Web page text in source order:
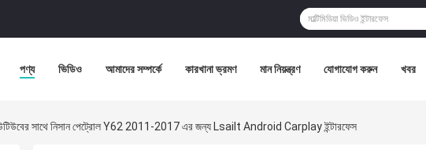
পণ্য ভিডিও আমাদের সম্পর্কে কারখানা ভ্রমণ মান নিয়ন্ত্রণ যোগাযোগ করুন খবর
সাথে নিসান পেট্রোল Y62 2011-2017 এর জন্য Lsailt Android Carplay ইন্টারফেস